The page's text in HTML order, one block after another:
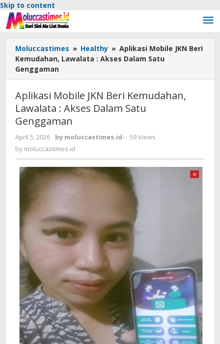
Skip to content
Moluccastimes » Healthy » Aplikasi Mobile JKN Beri
Kemudahan, Lawalata : Akses Dalam Satu
Genggaman
Aplikasi Mobile JKN Beri Kemudahan,
Lawalata : Akses Dalam Satu
Genggaman
April 5, 2026 by moluccastimes.id-
59 Views
by moluccastimes.id